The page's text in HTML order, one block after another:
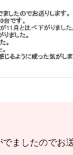
ましたのでお